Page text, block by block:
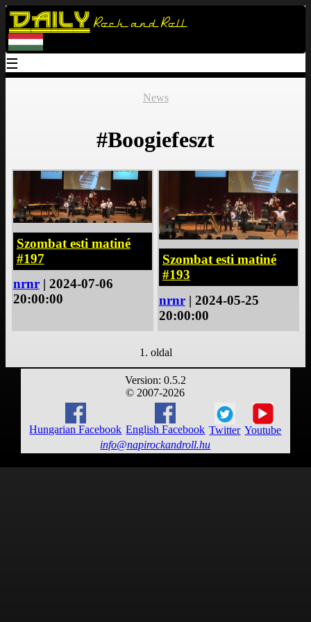
Daily Rock and Roll
☰
News
#Boogiefeszt
Szombat esti matiné
#197
nrnr| 2024-07-06
20:00:00
Szombat esti matiné
#193
nrnr| 2024-05-25
20:00:00
1. oldal
Version: 0.5.2
© 2007-2026
Hungarian Facebook English Facebook Twitter Youtube
info@napirockandroll.hu